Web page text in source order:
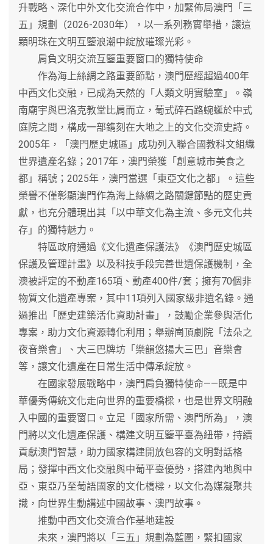
升戰略、深化中外文化交流合作中，加緊佈局澳門「三
五」規劃（2026-2030年），以一系列務實舉措，讓這
顆明珠在文明互鑒浪潮中綻放璀璨光彩。
肩負文明交流互鑒重要窗口的獨特使命
作為海上絲綢之路重要節點，澳門歷經超過400年
中西文化交融，已成為天然的「人類文明實驗室」。嶺
南廟宇與巴洛克教堂比肩而立，葡式碎石路蜿蜒於中式
庭院之間，構成一部鐫刻在大地之上的文化交流史詩。
2005年，「澳門歷史城區」成功列入聯合國教科文組織
世界遺產名錄；2017年，澳門榮獲「創意城市美食之
都」稱號；2025年，澳門當選「東亞文化之都」。這些
榮譽不僅彰顯澳門作為海上絲綢之路關鍵節點的歷史貢
獻，也充分體現出其「以中華文化為主流、多元文化共
存」的獨特魅力。
特區政府通過《文化遺產保護法》《澳門歷史城區
保護及管理計畫》以及科技手段完善世遺保護機制，全
澳被評定的不動產165項、動產400件/套；擁有70個非
物質文化遺產專案，其中11項列入國家級非遺名錄。通
過推出「歷史建築活化資助計畫」，鼓勵企業參與活化
專案，助力文化資源轉化利用；舉辦崗頂劇院「法朵之
夜音樂會」、大三巴牌坊「樂韻悠揚大三巴」音樂會
等，讓文化遺產在日常生活中傳承綻放。
在國家發展戰略中，澳門肩負獨特使命——既是中
華優秀傳統文化走向世界的重要橋樑，也是世界文明融
入中國的重要窗口。立足「國家所需、澳門所為」，澳
門將以文化遺產保護、構建文明互鑒平臺為紐帶，持續
貢獻澳門智慧，助力國家構建開放包容的文明對話格
局；發揮中西文化交融與中葡平臺優勢，搭建內地與中
亞、東亞乃至葡語國家的文化橋樑，以文化為媒凝聚共
識，向世界生動講述中國故事、澳門故事。
推動中西文化交流合作基地建設
未來，澳門將以「三五」規劃為藍圖，緊扣國家